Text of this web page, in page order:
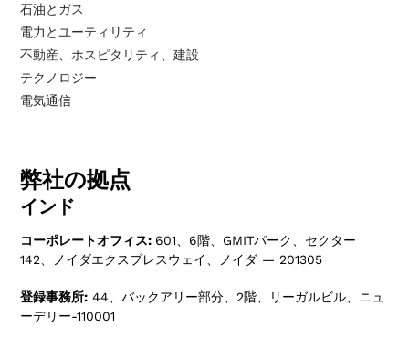
石油とガス
電力とユーティリティ
不動産、ホスピタリティ、建設
テクノロジー
電気通信
弊社の拠点
インド
コーポレートオフィス: 601、6階、GMITパーク、セクター
142、ノイダエクスプレスウェイ、ノイダ — 201305
登録事務所: 44、バックアリー部分、2階、リーガルビル、ニュ
ーデリー-110001